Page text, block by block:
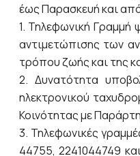
έως Παρασκευή και
1. Τηλεφωνική Γραμμή
αντιμετώπισης των
τρόπου ζωής και της
2. Δυνατότητα
ηλεκτρονικού
Κοινότητας με
3. Τηλεφωνικές
44755, 2241044749